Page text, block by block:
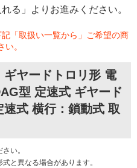
る」よりお進みください。
「取扱い一覧から」ご希望の商
。
ヤードトロリ形 電
型 定速式 ギヤード
速式 横行：鎖動式 取
い。
と異なる場合があります。